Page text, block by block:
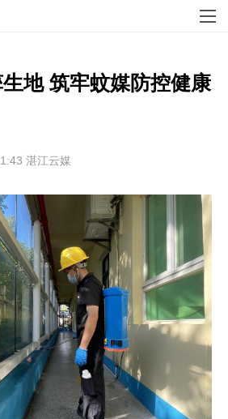
地 筑牢蚊媒防控健康
湛江云媒